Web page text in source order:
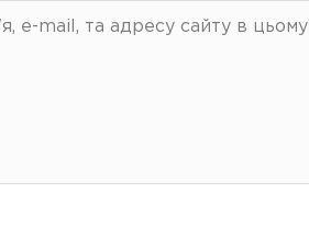
e-mail, та адресу сайту в